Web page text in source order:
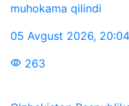
muhokama qilindi
05 Avgust 2026, 20:04
263